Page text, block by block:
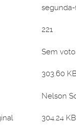
221
Sem
303.60
Nelson
304.24